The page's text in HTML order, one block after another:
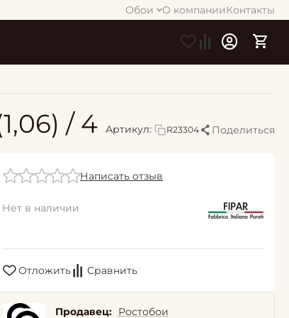
Обои О компанииКонтакты
/ 4 Артикул: R23304 Поделиться
Написать отзыв
Нет в наличии
Отложить Сравнить
Продавец: Ростобои